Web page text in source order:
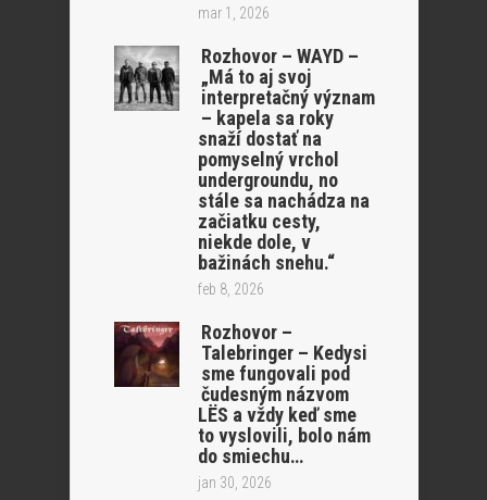
mar 1, 2026
Rozhovor – WAYD –
„Má to aj svoj
interpretačný význam
– kapela sa roky
snaží dostať na
pomyselný vrchol
undergroundu, no
stále sa nachádza na
začiatku cesty,
niekde dole, v
bažinách snehu.“
feb 8, 2026
Rozhovor –
Talebringer – Kedysi
sme fungovali pod
čudesným názvom
LËS a vždy keď sme
to vyslovili, bolo nám
do smiechu…
jan 30, 2026